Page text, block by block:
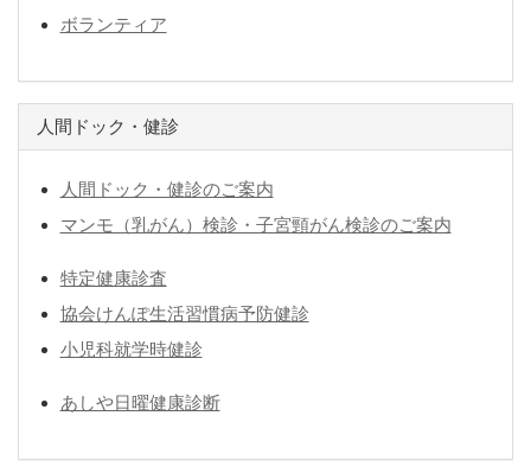
ボランティア
人間ドック・健診
人間ドック・健診のご案内
マンモ（乳がん）検診・子宮頸がん検診のご案内
特定健康診査
協会けんぽ生活習慣病予防健診
小児科就学時健診
あしや日曜健康診断